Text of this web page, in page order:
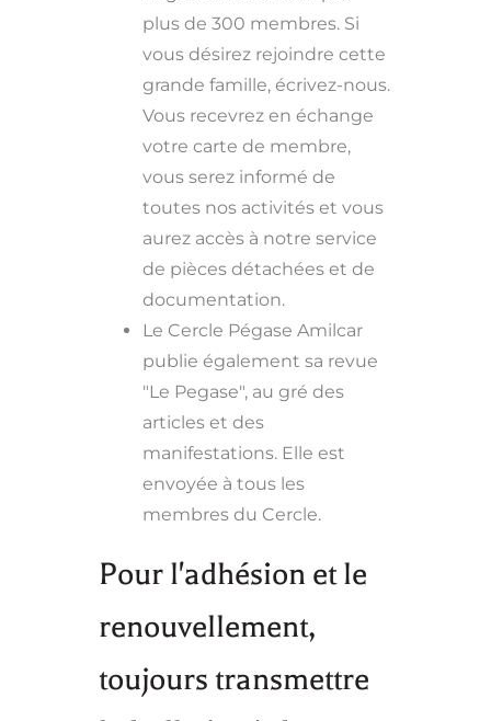
plus de 300 membres. Si
vous désirez rejoindre cette
grande famille, écrivez-nous.
Vous recevrez en échange
votre carte de membre,
vous serez informé de
toutes nos activités et vous
aurez accès à notre service
de pièces détachées et de
documentation.
Le Cercle Pégase Amilcar
publie également sa revue
"Le Pegase", au gré des
articles et des
manifestations. Elle est
envoyée à tous les
membres du Cercle.
Pour l'adhésion et le
renouvellement,
toujours transmettre